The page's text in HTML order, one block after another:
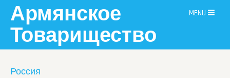
content
Армянское
Товарищество
MENU
Россия